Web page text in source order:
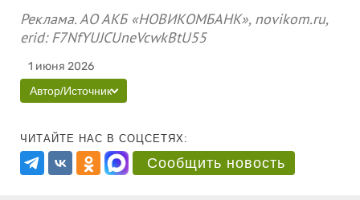
Реклама. АО АКБ «НОВИКОМБАНК», novikom.ru,
erid: F7NfYUJCUneVcwkBtU55
1 июня 2026
Автор/Источник
ЧИТАЙТЕ НАС В СОЦСЕТЯХ:
Сообщить новость